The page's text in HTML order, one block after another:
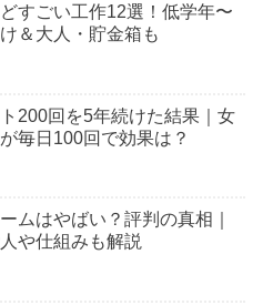
すごい工作12選！低学年〜
＆大人・貯金箱も
200回を5年続けた結果｜女
毎日100回で効果は？
ムはやばい？評判の真相｜
や仕組みも解説